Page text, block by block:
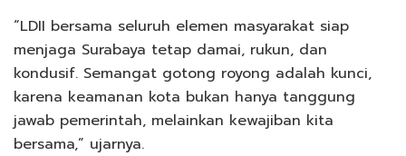
“LDII bersama seluruh elemen masyarakat siap
menjaga Surabaya tetap damai, rukun, dan
kondusif. Semangat gotong royong adalah kunci,
karena keamanan kota bukan hanya tanggung
jawab pemerintah, melainkan kewajiban kita
bersama,” ujarnya.